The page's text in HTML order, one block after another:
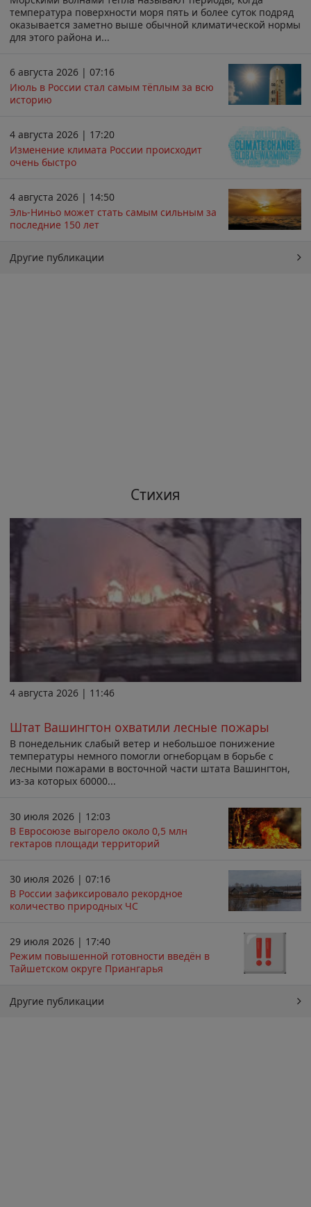
температура поверхности моря пять и более суток подряд
оказывается заметно выше обычной климатической нормы
для этого района и...
6 августа 2026 | 07:16
Июль в России стал самым тёплым за всю
историю
4 августа 2026 | 17:20
Изменение климата России происходит
очень быстро
4 августа 2026 | 14:50
Эль-Ниньо может стать самым сильным за
последние 150 лет
Другие публикации
Стихия
4 августа 2026 | 11:46
Штат Вашингтон охватили лесные пожары
В понедельник слабый ветер и небольшое понижение
температуры немного помогли огнеборцам в борьбе с
лесными пожарами в восточной части штата Вашингтон,
из-за которых 60000...
30 июля 2026 | 12:03
В Евросоюзе выгорело около 0,5 млн
гектаров площади территорий
30 июля 2026 | 07:16
В России зафиксировало рекордное
количество природных ЧС
29 июля 2026 | 17:40
Режим повышенной готовности введён в
Тайшетском округе Приангарья
Другие публикации